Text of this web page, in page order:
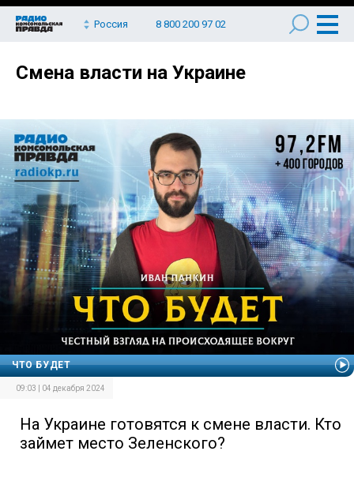
Россия 8 800 200 97 02
Смена власти на Украине
ЧТО БУДЕТ
09:03 | 04 декабря 2024
На Украине готовятся к смене власти. Кто
займет место Зеленского?